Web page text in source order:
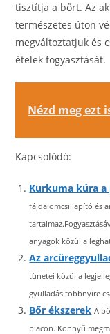
tisztítja a bőrt. Az
természetes úton
megváltoztatjuk és
ételek fogyasztását.
Nézd meg ezt
Kapcsolódó:
Kurkuma kúra
fájdalomcsillapító és
anyagok közül a
Az
tünetei közül a
gyulladás többnyire
Bőr ékszerek A
piacon. Könnyű